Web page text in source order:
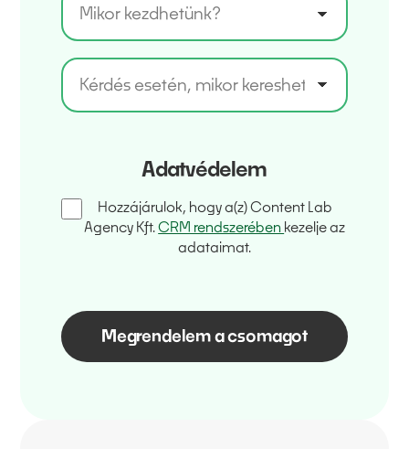
Adatvédelem
Hozzájárulok, hogy a(z) Content Lab
Agency Kft.CRM rendszerében kezelje az
adataimat.